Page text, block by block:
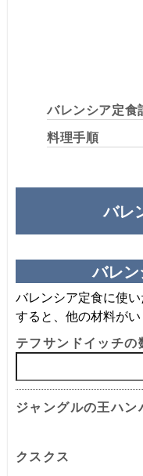
バレンシア定食
料理手順
バレ
バレ
バレンシア定食に使
すると、他の材料がい
テフサンドイッチの
ジャングルの王ハン
クスクス